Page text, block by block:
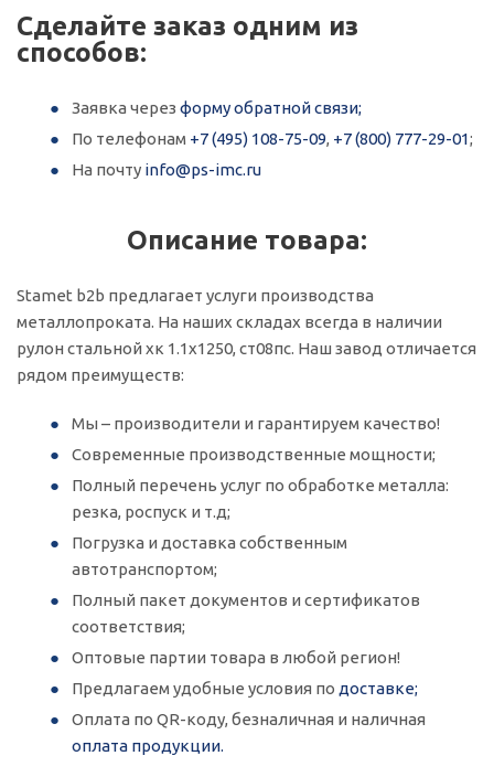
Сделайте заказ одним из
способов:
Заявка через форму обратной связи;
По телефонам +7 (495) 108-75-09, +7 (800) 777-29-01;
На почту info@ps-imc.ru
Описание товара:
Stamet b2b предлагает услуги производства
металлопроката. На наших складах всегда в наличии
рулон стальной хк 1.1x1250, ст08пс. Наш завод отличается
рядом преимуществ:
Мы – производители и гарантируем качество!
Современные производственные мощности;
Полный перечень услуг по обработке металла:
резка, роспуск и т.д;
Погрузка и доставка собственным
автотранспортом;
Полный пакет документов и сертификатов
соответствия;
Оптовые партии товара в любой регион!
Предлагаем удобные условия по доставке;
Оплата по QR-коду, безналичная и наличная
оплата продукции.